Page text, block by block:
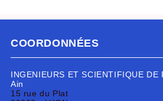
COORDONNÉES
INGENIEURS ET SCIENTIFIQUE DE
Ain
15 rue du Plat